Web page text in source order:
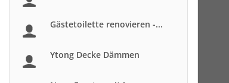
Gästetoilette renovieren -...
Ytong Decke Dämmen